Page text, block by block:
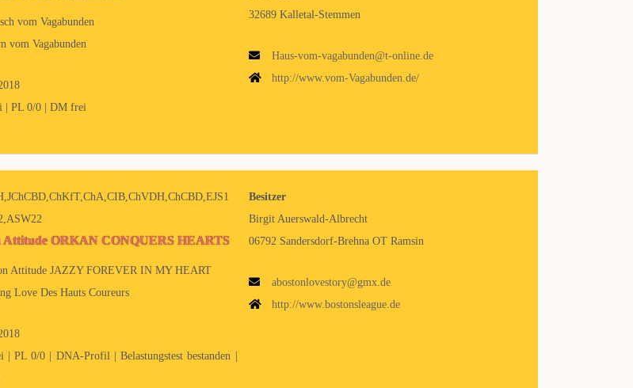
vom Vagabunden
vom Vagabunden
| PL 0/0 | DM frei
32689 Kalletal-Stemmen
Haus-vom-vagabunden@t-online.de
http://www.vom-Vagabunden.de/
Attitude ORKAN CONQUERS HEARTS
Attitude JAZZY FOREVER IN MY HEART
Love Des Hauts Coureurs
| PL 0/0 | DNA-Profil | Belastungstest bestanden |
Besitzer
Birgit Auerswald-Albrecht
06792 Sandersdorf-Brehna OT Ramsin
abostonlovestory@gmx.de
http://www.bostonsleague.de